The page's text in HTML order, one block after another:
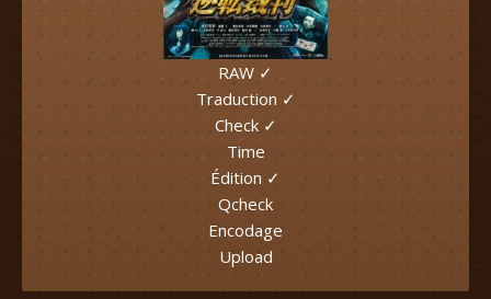
RAW ✓
Traduction ✓
Check ✓
Time
Édition ✓
Qcheck
Encodage
Upload